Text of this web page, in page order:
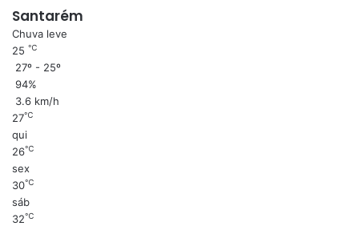
Santarém
Chuva leve
25 ℃
27º - 25º
94%
3.6 km/h
27℃
qui
26℃
sex
30℃
sáb
32℃